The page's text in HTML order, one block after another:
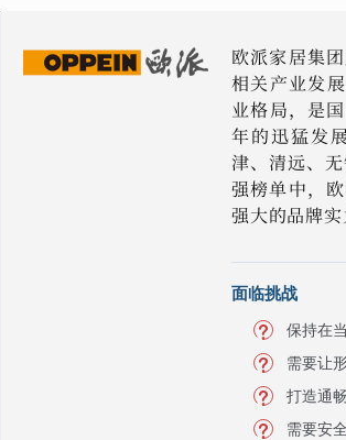
欧派家居集
相关产业发
业格局，是
年的迅猛发
津、清远、
强榜单中，
强大的品牌实
面临挑战
保持在
需要让
打造通
需要安